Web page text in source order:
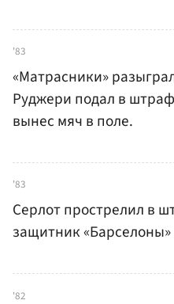
'83
«Матрасники»
Руджери подал в
вынес мяч в поле.
'83
Серлот прострелил в
защитник
'82